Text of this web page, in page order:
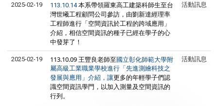
2025-02-19 113.10.14本系帶領羅東高工建築科師生至台
灣世曦工程顧問公司參訪，由劉新達經理率
工程師進行「空間資訊於工程的跨域應用」
介紹，相信空間資訊的種子已經在學子的心
中發芽了！
活動訊息
2025-02-19 113.10.09 王豐良老師至 國立彰化師範大學附
屬高級工業職業學校進行 「先進測繪科技之
發展與應用」介紹，讓更多的年輕學子們認
識空間資訊學門，以加入測量及空間資訊的
行列。
活動訊息